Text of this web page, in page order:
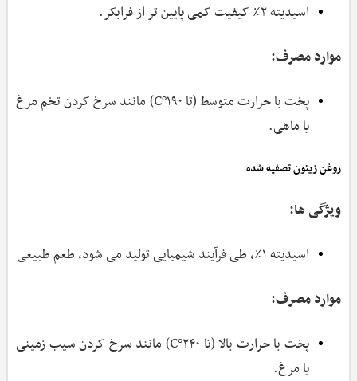
اسیدیته ۲٪ کیفیت کمی پایین‌ تر از فرابکر.
موارد مصرف:
پخت با حرارت متوسط (تا ۱۹۰°C) مانند سرخ کردن تخم مرغ
یا ماهی.
روغن زیتون تصفیه ‌شده
ویژگی ‌ها:
اسیدیته ۱٪، طی فرآیند شیمیایی تولید می ‌شود، طعم طبیعی
موارد مصرف:
پخت با حرارت بالا (تا ۲۴۰°C) مانند سرخ کردن سیب زمینی
یا مرغ.